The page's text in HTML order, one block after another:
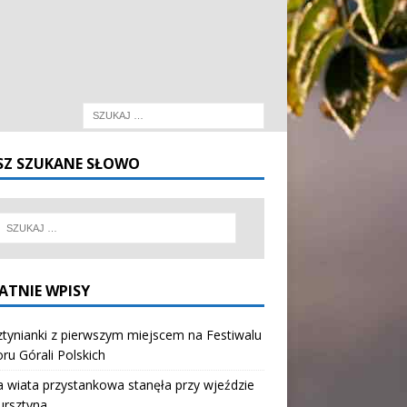
SZUKANE SŁOWO
WPISY
z pierwszym miejscem na Festiwalu
Górali Polskich
wiata przystankowa stanęła przy wjeździe